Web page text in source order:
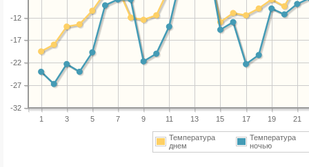
1 3 5 7 9 11 13 15 17 19 21
-32
-27
-22
-17
-12
Температура
днем
Температура
ночью